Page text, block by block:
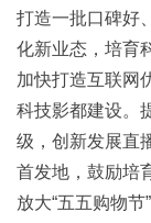
打造一批口碑好
化新业态，培育
加快打造互联网
科技影都建设。
级，创新发展直
首发地，鼓励培
放大“五五购物